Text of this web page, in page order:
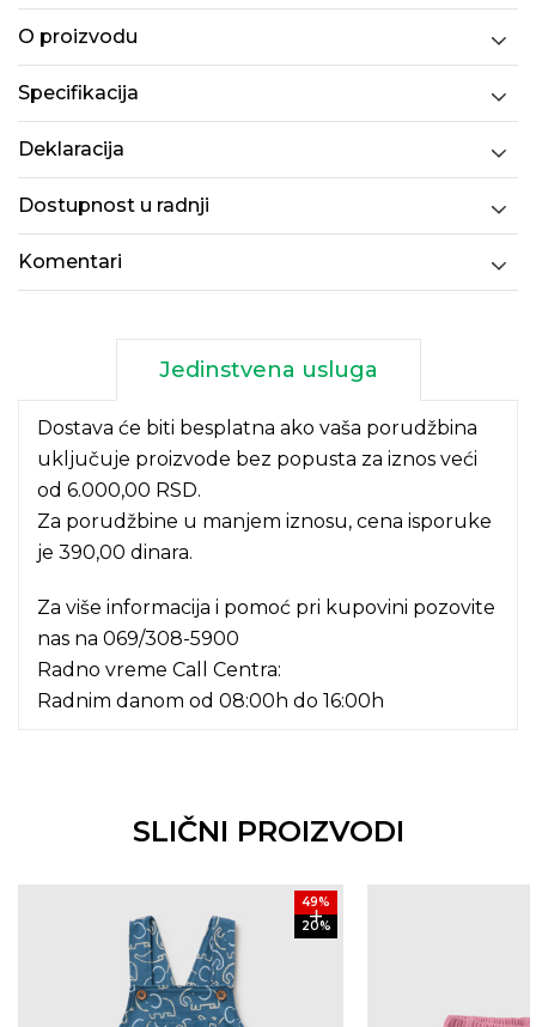
O proizvodu
Specifikacija
Deklaracija
Dostupnost u radnji
Komentari
Jedinstvena usluga
Dostava će biti besplatna ako vaša porudžbina
uključuje proizvode bez popusta za iznos veći
od 6.000,00 RSD.
Za porudžbine u manjem iznosu, cena isporuke
je 390,00 dinara.
Za više informacija i pomoć pri kupovini pozovite
nas na 069/308-5900
Radno vreme Call Centra:
Radnim danom od 08:00h do 16:00h
SLIČNI PROIZVODI
49%
20%